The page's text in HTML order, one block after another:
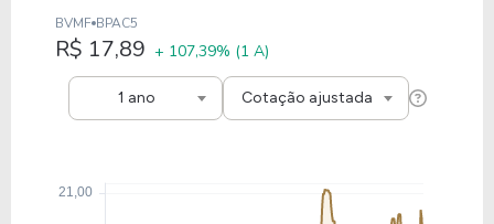
1 ano
BVMF BPAC5
R$ 17,89 + 107,39% (1 A)
Cotação ajustada